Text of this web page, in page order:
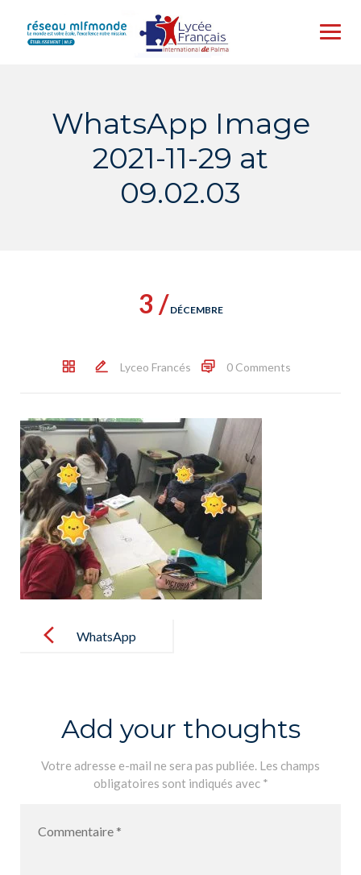
content
WhatsApp Image
2021-11-29 at
09.02.03
3 / DÉCEMBRE
Lyceo Francés 0 Comments
navigationWhatsApp
Add your thoughts
Votre adresse e-mail ne sera pas publiée. Les champs
obligatoires sont indiqués avec *